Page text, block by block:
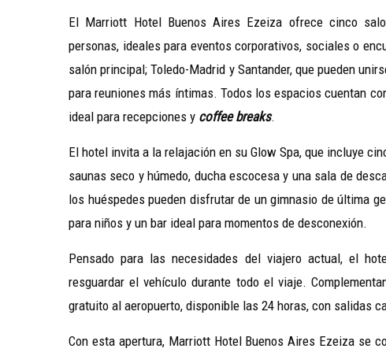
El Marriott Hotel Buenos Aires Ezeiza ofrece cinco
personas, ideales para eventos corporativos, sociales o
salón principal; Toledo-Madrid y Santander, que pueden
para reuniones más íntimas. Todos los espacios cuentan
ideal para recepciones y coffee breaks.
El hotel invita a la relajación en su Glow Spa, que incluye
saunas seco y húmedo, ducha escocesa y una sala de
los huéspedes pueden disfrutar de un gimnasio de última
para niños y un bar ideal para momentos de desconexión.
Pensado para las necesidades del viajero actual, el
resguardar el vehículo durante todo el viaje.
gratuito al aeropuerto, disponible las 24 horas, con salidas
Con esta apertura, Marriott Hotel Buenos Aires Ezeiza se